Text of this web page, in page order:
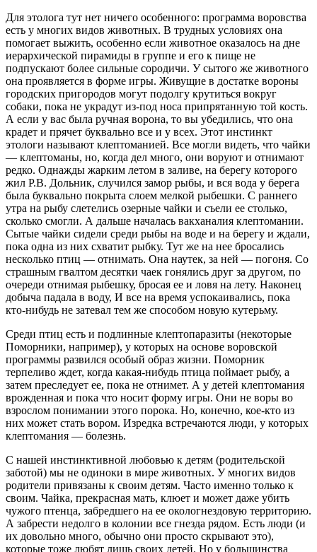
Для этолога тут нет ничего особенного: программа воровства
есть у многих видов животных. В трудных условиях она
помогает выжить, особенно если животное оказалось на дне
иерархической пирамиды в группе и его к пище не
подпускают более сильные сородичи. У сытого же животного
она проявляется в форме игры. Живущие в достатке вороны
городских пригородов могут подолгу крутиться вокруг
собаки, пока не украдут из-под носа припрятанную той кость.
А если у вас была ручная ворона, то вы убедились, что она
крадет и прячет буквально все и у всех. Этот инстинкт
этологи называют клептоманией. Все могли видеть, что чайки
— клептоманы, но, когда дел много, они воруют и отнимают
редко. Однажды жарким летом в заливе, на берегу которого
жил Р.В. Дольник, случился замор рыбы, и вся вода у берега
была буквально покрыта слоем мелкой рыбешки. С раннего
утра на рыбу слетелись озерные чайки и съели ее столько,
сколько смогли. А дальше началась вакханалия клептомании.
Сытые чайки сидели среди рыбы на воде и на берегу и ждали,
пока одна из них схватит рыбку. Тут же на нее бросались
несколько птиц — отнимать. Она наутек, за ней — погоня. Со
страшным гвалтом десятки чаек гонялись друг за другом, по
очереди отнимая рыбешку, бросая ее и ловя на лету. Наконец
добыча падала в воду, И все на время успокаивались, пока
кто-нибудь не затевал тем же способом новую кутерьму.
Среди птиц есть и подлинные клептопаразиты (некоторые
Поморники, например), у которых на основе воровской
программы развился особый образ жизни. Поморник
терпеливо ждет, когда какая-нибудь птица поймает рыбу, а
затем преследует ее, пока не отнимет. А у детей клептомания
врожденная и пока что носит форму игры. Они не воры во
взрослом понимании этого порока. Но, конечно, кое-кто из
них может стать вором. Изредка встречаются люди, у которых
клептомания — болезнь.
С нашей инстинктивной любовью к детям (родительской
заботой) мы не одиноки в мире животных. У многих видов
родители привязаны к своим детям. Часто именно только к
своим. Чайка, прекрасная мать, клюет и может даже убить
чужого птенца, забредшего на ее окологнездовую территорию.
А забрести недолго в колонии все гнезда рядом. Есть люди (и
их довольно много, обычно они просто скрывают это),
которые тоже любят лишь своих детей. Но у большинства